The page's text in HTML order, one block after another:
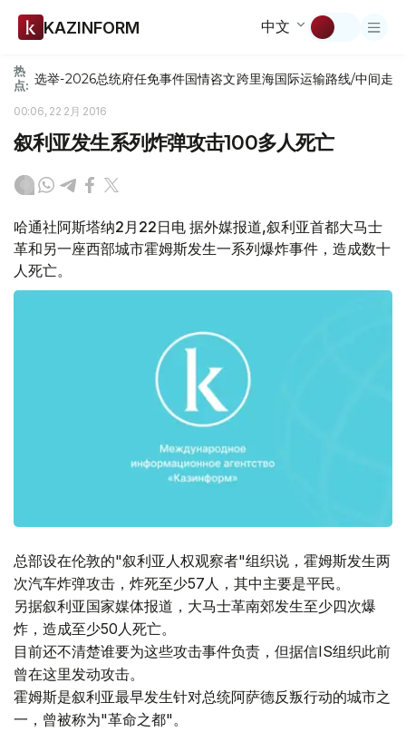
KAZINFORM 中文
热
点: 选举-2026总统府任免事件国情咨文跨里海国际运输路线/中间走廊
00:06, 22 2月 2016
叙利亚发生系列炸弹攻击100多人死亡
哈通社阿斯塔纳2月22日电 据外媒报道,叙利亚首都大马士
革和另一座西部城市霍姆斯发生一系列爆炸事件，造成数十
人死亡。
总部设在伦敦的"叙利亚人权观察者"组织说，霍姆斯发生两
次汽车炸弹攻击，炸死至少57人，其中主要是平民。
另据叙利亚国家媒体报道，大马士革南郊发生至少四次爆
炸，造成至少50人死亡。
目前还不清楚谁要为这些攻击事件负责，但据信IS组织此前
曾在这里发动攻击。
霍姆斯是叙利亚最早发生针对总统阿萨德反叛行动的城市之
一，曾被称为"革命之都"。